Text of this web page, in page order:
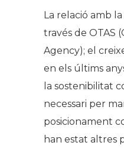
La relació amb
través de OTAS
Agency); el
en els últims
la sostenibilitat
necessari per
posicionament
han estat altres